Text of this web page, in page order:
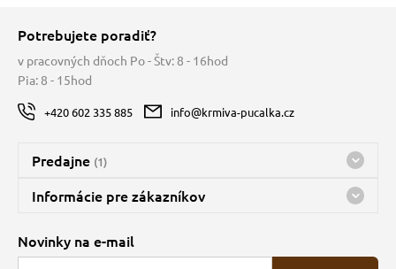
Potrebujete poradiť?
v pracovných dňoch Po - Štv: 8 - 16hod
Pia: 8 - 15hod
+420 602 335 885 info@krmiva-pucalka.cz
Predajne (1)
Predajňa a sklad Kbely
Bohužiaľ, momentálne máme zatvorené
Informácie pre zákazníkov
O spoločnosti
Novinky na e-mail